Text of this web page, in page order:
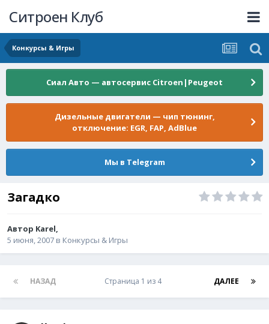
Ситроен Клуб
Конкурсы & Игры
Сиал Авто — автосервис Citroen|Peugeot
Дизельные двигатели — чип тюнинг,
отключение: EGR, FAP, AdBlue
Мы в Telegram
Загадко
Автор Karel,
5 июня, 2007 в Конкурсы & Игры
НАЗАД ДАЛЕЕ
Страница 1 из 4